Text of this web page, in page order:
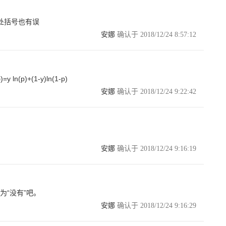
24
24
31
35
35
35
45
46
46
49
53
58
61
61
括号也有误
安娜 确认于 2018/12/24 8:57:12
ln(p)+(1-y)ln(1-p)
安娜 确认于 2018/12/24 9:22:42
安娜 确认于 2018/12/24 9:16:19
“没有”吧。
安娜 确认于 2018/12/24 9:16:29